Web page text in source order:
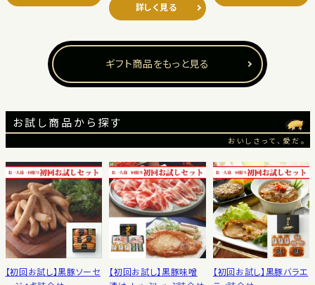
詳しく見る
ギフト商品をもっと見る
お試し商品から探す
おいしさって、愛だ。
【初回お試し】黒豚ソーセ
【初回お試し】黒豚味噌
【初回お試し】黒豚バラエ